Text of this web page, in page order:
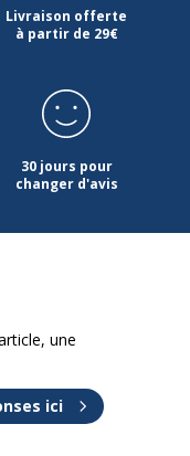
Livraison offerte
à partir de 29€
30 jours pour
changer d'avis
une
ici